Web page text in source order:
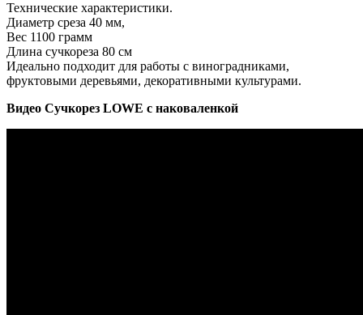
Технические характеристики.
Диаметр среза 40 мм,
Вес 1100 грамм
Длина сучкореза 80 см
Идеально подходит для работы с виноградниками,
фруктовыми деревьями, декоративными культурами.
Видео Сучкорез LOWE с наковаленкой